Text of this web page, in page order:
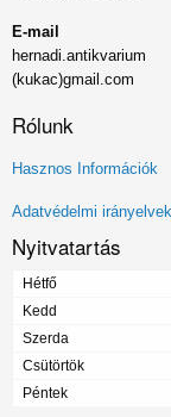
E-mail
hernadi.antikvarium
(kukac)gmail.com
Rólunk
Lábléc
menü
Hasznos Információk
Adatvédelmi irányelvek
Nyitvatartás
Hétfő
Kedd
Szerda
Csütörtök
Péntek